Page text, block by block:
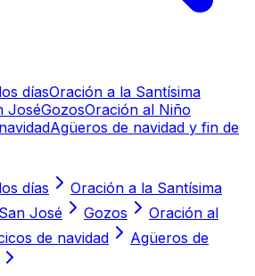
díasOración a la Santísima
JoséGozosOración al Niño
Agüeros de navidad y fin de
días
Oración a la Santísima
José Gozos
Oración al
de navidad
Agüeros de